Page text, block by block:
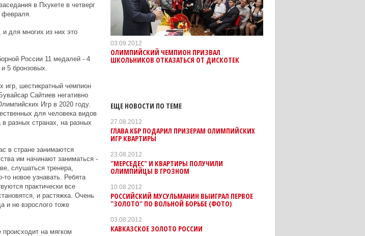
в Пхукете в четверг
и для многих из них это
России 11 медалей - 4
5 бронзовых.
игр, шестикратный чемпион
Сайтиев негативно
Игр в 2020 году.
для человека видов
разных странах , на разных
в стране занимаются
им начинают заниматься -
слушаться тренера,
новое узнавать. Ребята
практически все
и растяжка. Очень
и не взрослого тоже
на мягком
03.09.2012
ОЛИМПИЙСКИЙ ЧЕМПИОН ПРИЗВАЛ
ШКОЛЬНИКОВ ОТКАЗАТЬСЯ ОТ ДИСКОТЕК
ЕЩЕ НОВОСТИ ПО ТЕМЕ
27.08.2012
ГЛАВА КБР ПОДАРИЛ ПРИЗЕРАМ ОЛИМПИЙСКИХ
ИГР КВАРТИРЫ
23.08.2012
"МЕРСЕДЕС" И КВАРТИРЫ ПОЛУЧИЛИ
ОЛИМПИЙЦЫ В ГРОЗНОМ
10.08.2012
РОССИЙСКИЙ МУСУЛЬМАНИН ВЫИГРАЛ ПЕРВОЕ
"ЗОЛОТО" ПО ВОЛЬНОЙ БОРЬБЕ (ФОТО)
03.08.2012
КАВКАЗСКОЕ ЗОЛОТО РОССИИ